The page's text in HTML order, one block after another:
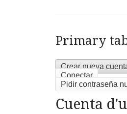
Primary
Crear nueva
Conectar
Pidir contraseña
Cuenta